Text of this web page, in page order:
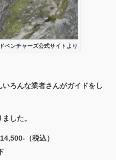
ベンチャーズ公式サイトより
ろんな業者さんがガイドをし
した。
（税込）